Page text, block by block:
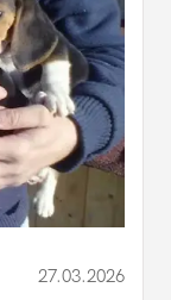
27.03.2026